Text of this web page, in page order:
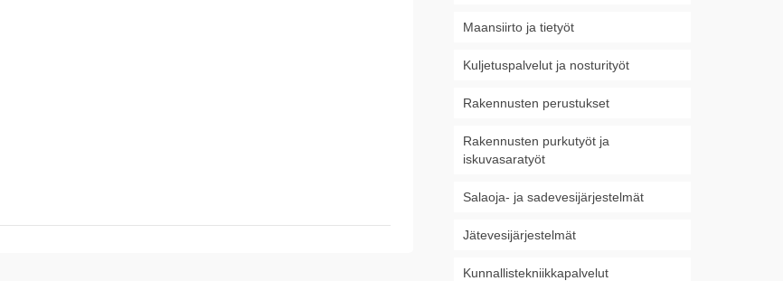
Maansiirto ja tietyöt
Kuljetuspalvelut ja nosturityöt
Rakennusten perustukset
Rakennusten purkutyöt ja
iskuvasaratyöt
Salaoja- ja sadevesijärjestelmät
Jätevesijärjestelmät
Kunnallistekniikkapalvelut